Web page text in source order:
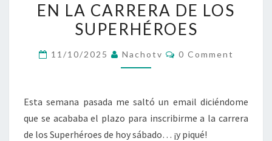
LA
CARRERA
EN LA CARRERA DE LOS
SUPERHÉROES
11/10/2025 Nachotv Comments
0 Comment
Esta semana pasada me saltó un email diciéndome
que se acababa el plazo para inscribirme a la carrera
de los Superhéroes de hoy sábado… ¡y piqué!